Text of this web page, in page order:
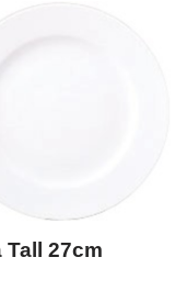
Tall 27cm